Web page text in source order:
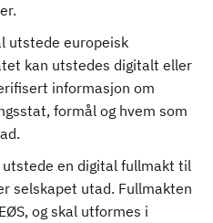
utstede europeisk
kan utstedes digitalt eller
informasjon om
formål og hvem som
utstede en digital fullmakt til
selskapet utad. Fullmakten
og skal utformes i